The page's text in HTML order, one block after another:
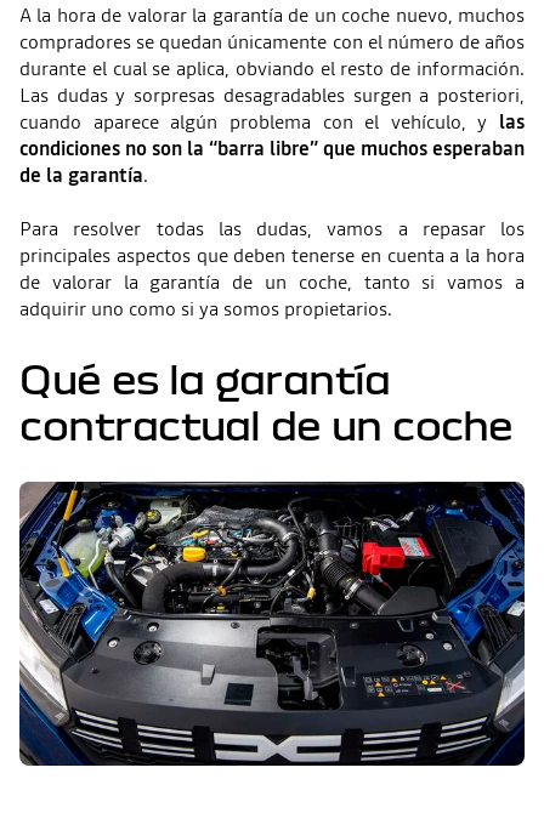
A la hora de valorar la garantía de un coche nuevo, muchos
compradores se quedan únicamente con el número de años
durante el cual se aplica, obviando el resto de información.
Las dudas y sorpresas desagradables surgen a posteriori,
cuando aparece algún problema con el vehículo, y las
condiciones no son la “barra libre” que muchos esperaban
de la garantía.
Para resolver todas las dudas, vamos a repasar los
principales aspectos que deben tenerse en cuenta a la hora
de valorar la garantía de un coche, tanto si vamos a
adquirir uno como si ya somos propietarios.
Qué es la garantía
contractual de un coche